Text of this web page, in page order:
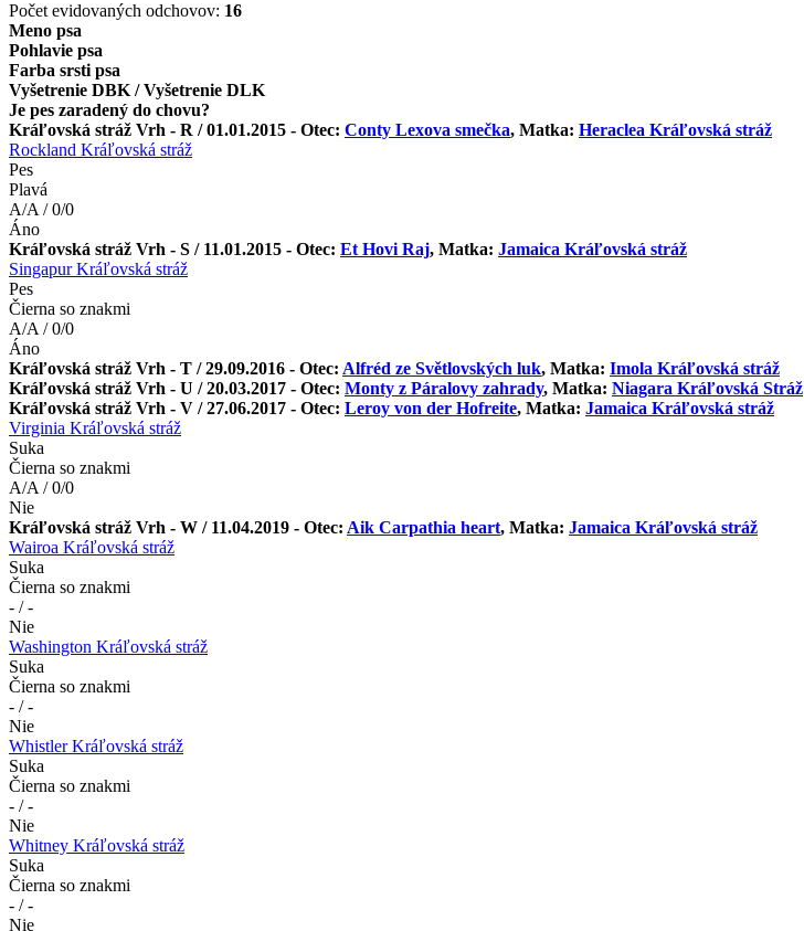
Počet evidovaných odchovov: 16
Meno psa
Pohlavie psa
Farba srsti psa
Vyšetrenie DBK / Vyšetrenie DLK
Je pes zaradený do chovu?
Kráľovská stráž Vrh - R / 01.01.2015 - Otec: Conty Lexova smečka, Matka: Heraclea Kráľovská stráž
Rockland Kráľovská stráž
Pes
Plavá
A/A / 0/0
Áno
Kráľovská stráž Vrh - S / 11.01.2015 - Otec: Et Hovi Raj, Matka: Jamaica Kráľovská stráž
Singapur Kráľovská stráž
Pes
Čierna so znakmi
A/A / 0/0
Áno
Kráľovská stráž Vrh - T / 29.09.2016 - Otec: Alfréd ze Světlovských luk, Matka: Imola Kráľovská stráž
Kráľovská stráž Vrh - U / 20.03.2017 - Otec: Monty z Páralovy zahrady, Matka: Niagara Kráľovská Stráž
Kráľovská stráž Vrh - V / 27.06.2017 - Otec: Leroy von der Hofreite, Matka: Jamaica Kráľovská stráž
Virginia Kráľovská stráž
Suka
Čierna so znakmi
A/A / 0/0
Nie
Kráľovská stráž Vrh - W / 11.04.2019 - Otec: Aik Carpathia heart, Matka: Jamaica Kráľovská stráž
Wairoa Kráľovská stráž
Suka
Čierna so znakmi
- / -
Nie
Washington Kráľovská stráž
Suka
Čierna so znakmi
- / -
Nie
Whistler Kráľovská stráž
Suka
Čierna so znakmi
- / -
Nie
Whitney Kráľovská stráž
Suka
Čierna so znakmi
- / -
Nie